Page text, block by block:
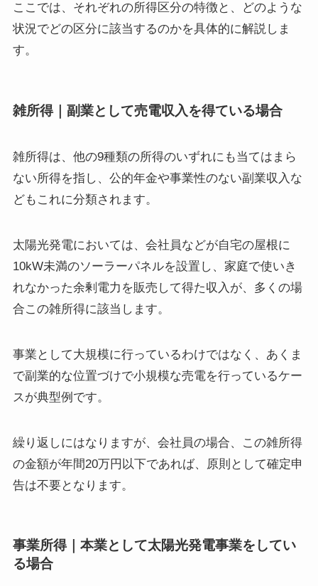
ここでは、それぞれの所得区分の特徴と、どのような
状況でどの区分に該当するのかを具体的に解説しま
す。
雑所得｜副業として売電収入を得ている場合
雑所得は、他の9種類の所得のいずれにも当てはまら
ない所得を指し、公的年金や事業性のない副業収入な
どもこれに分類されます。
太陽光発電においては、会社員などが自宅の屋根に
10kW未満のソーラーパネルを設置し、家庭で使いき
れなかった余剰電力を販売して得た収入が、多くの場
合この雑所得に該当します。
事業として大規模に行っているわけではなく、あくま
で副業的な位置づけで小規模な売電を行っているケー
スが典型例です。
繰り返しにはなりますが、会社員の場合、この雑所得
の金額が年間20万円以下であれば、原則として確定申
告は不要となります。
事業所得｜本業として太陽光発電事業をしてい
る場合